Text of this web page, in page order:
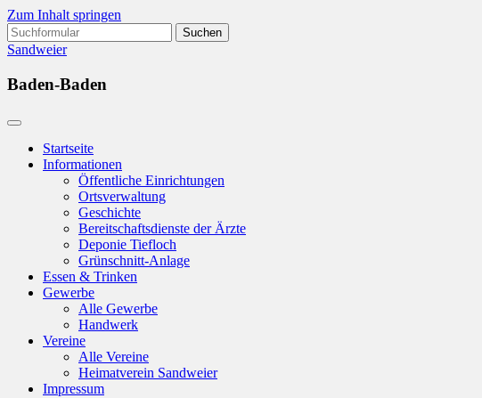
Zum Inhalt springen
Suchen
nach:
Sandweier
Baden-Baden
Startseite
Informationen
Öffentliche Einrichtungen
Ortsverwaltung
Geschichte
Bereitschaftsdienste der Ärzte
Deponie Tiefloch
Grünschnitt-Anlage
Essen & Trinken
Gewerbe
Alle Gewerbe
Handwerk
Vereine
Alle Vereine
Heimatverein Sandweier
Impressum